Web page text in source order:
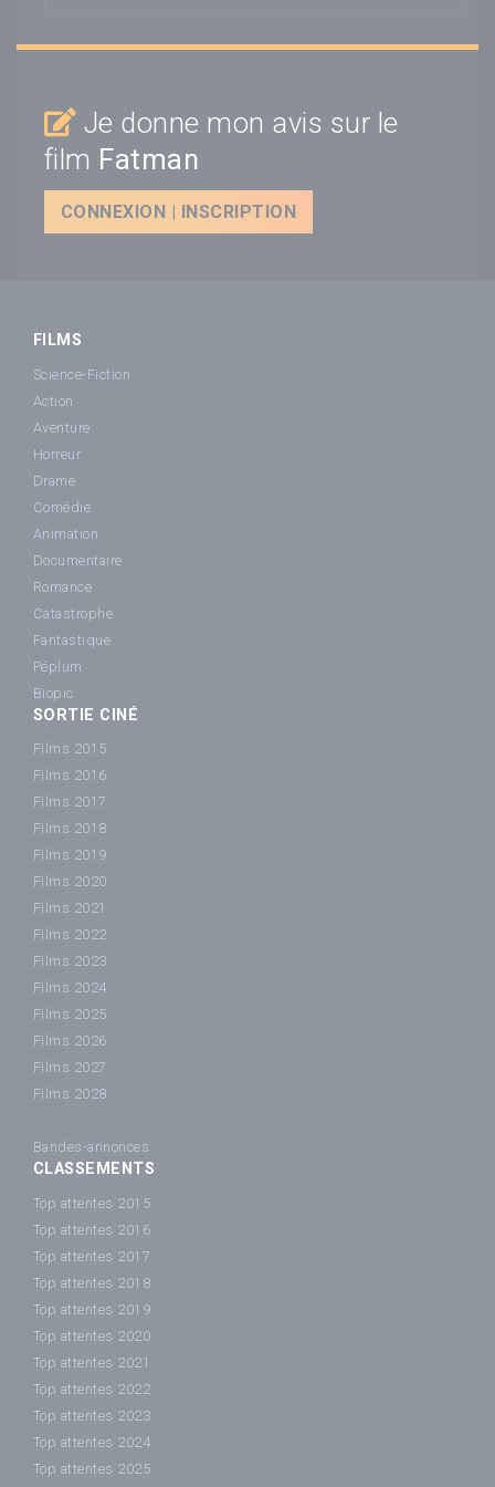
Je donne mon avis sur le
film Fatman
CONNEXION | INSCRIPTION
FILMS
Science-Fiction
Action
Aventure
Horreur
Drame
Comédie
Animation
Documentaire
Romance
Catastrophe
Fantastique
Péplum
Biopic
SORTIE CINÉ
Films 2015
Films 2016
Films 2017
Films 2018
Films 2019
Films 2020
Films 2021
Films 2022
Films 2023
Films 2024
Films 2025
Films 2026
Films 2027
Films 2028
Bandes-annonces
CLASSEMENTS
Top attentes 2015
Top attentes 2016
Top attentes 2017
Top attentes 2018
Top attentes 2019
Top attentes 2020
Top attentes 2021
Top attentes 2022
Top attentes 2023
Top attentes 2024
Top attentes 2025